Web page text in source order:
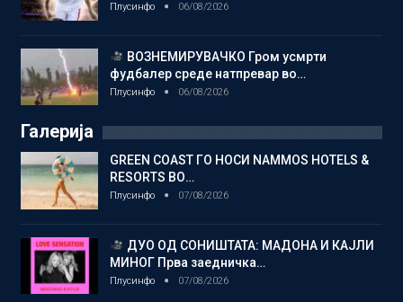
Плусинфо 06/08/2026
ВОЗНЕМИРУВАЧКО Гром усмрти
фудбалер среде натпревар во…
Плусинфо 06/08/2026
Галерија
GREEN COAST ГО НОСИ NAMMOS HOTELS &
RESORTS ВО…
Плусинфо 07/08/2026
ДУО ОД СОНИШТАТА: МАДОНА И КАЈЛИ
МИНОГ Прва заедничка…
Плусинфо 07/08/2026